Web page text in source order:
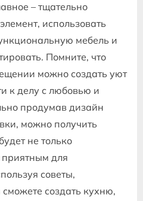
– тщательно
использовать
мебель и
Помните‚ что
можно создать уют
к делу с любовью и
продумав дизайн
можно получить
не только
для
советы‚
создать кухню‚